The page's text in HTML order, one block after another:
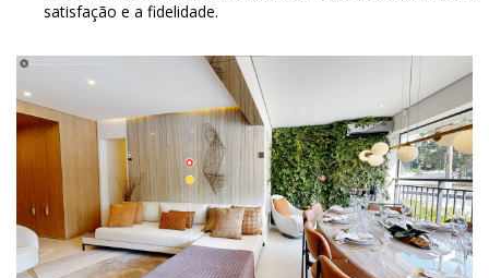
satisfação e a fidelidade.